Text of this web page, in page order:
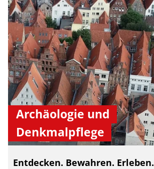
Archäologie und
Denkmalpflege
Entdecken. Bewahren. Erleben.